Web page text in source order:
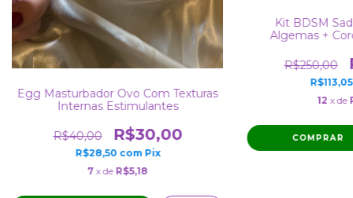
Egg Masturbador Ovo Com Texturas
Internas Estimulantes
R$40,00 R$30,00
R$28,50 com Pix
7 x de R$5,18
Kit BDSM
Algemas +
R$250,00
12 x de
COMPRAR